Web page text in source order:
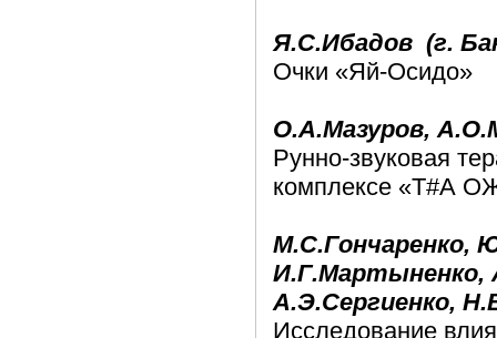
Я.С.Ибадов (г.
Очки «Яй-Осидо»
О.А.Мазуров,
Рунно-звуковая
комплексе «Т#А
М.С.Гончаренко,
И.Г.Мартыненко,
А.Э.Сергиенко,
Исследование